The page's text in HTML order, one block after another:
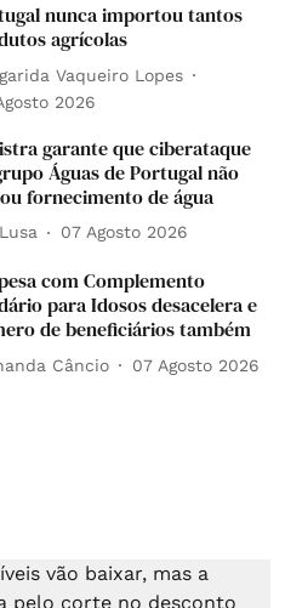
nunca importou tantos
agrícolas
Vaqueiro Lopes
2026
garante que ciberataque
Águas de Portugal não
fornecimento de água
07 Agosto 2026
com Complemento
para Idosos desacelera e
de beneficiários também
Câncio 07 Agosto 2026